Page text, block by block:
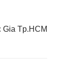
Tp.HCM